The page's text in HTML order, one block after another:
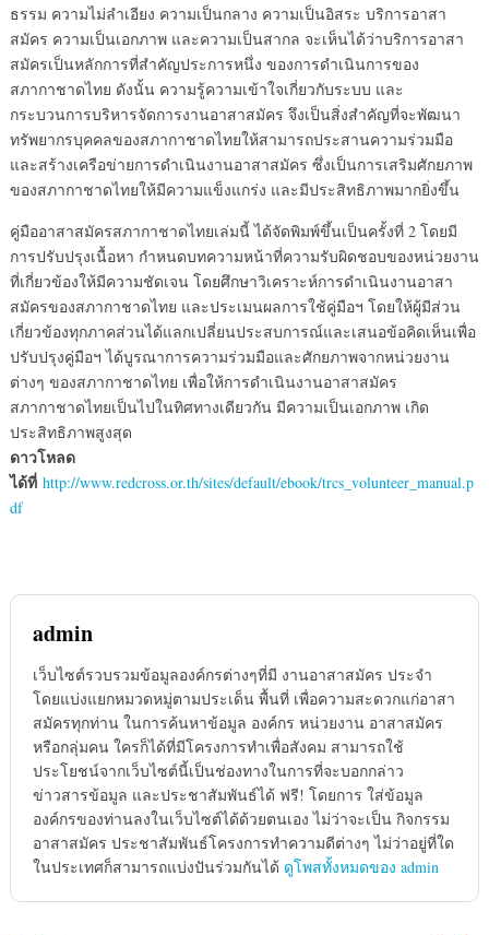
ธรรม ความไม่ลำเอียง ความเป็นกลาง ความเป็นอิสระ บริการอาสา
สมัคร ความเป็นเอกภาพ และความเป็นสากล จะเห็นได้ว่าบริการอาสา
สมัครเป็นหลักการที่สำคัญประการหนึ่ง ของการดำเนินการของ
สภากาชาดไทย ดังนั้น ความรู้ความเข้าใจเกี่ยวกับระบบ และ
กระบวนการบริหารจัดการงานอาสาสมัคร จึงเป็นสิ่งสำคัญที่จะพัฒนา
ทรัพยากรบุคคลของสภากาชาดไทยให้สามารถประสานความร่วมมือ
และสร้างเครือข่ายการดำเนินงานอาสาสมัคร ซึ่งเป็นการเสริมศักยภาพ
ของสภากาชาดไทยให้มีความแข็งแกร่ง และมีประสิทธิภาพมากยิ่งขึ้น
คู่มืออาสาสมัครสภากาชาดไทยเล่มนี้ ได้จัดพิมพ์ขึ้นเป็นครั้งที่ 2 โดยมี
การปรับปรุงเนื้อหา กำหนดบทความหน้าที่ความรับผิดชอบของหน่วยงาน
ที่เกี่ยวข้องให้มีความชัดเจน โดยศึกษาวิเคราะห์การดำเนินงานอาสา
สมัครของสภากาชาดไทย และประเมนผลการใช้คู่มือฯ โดยให้ผู้มีส่วน
เกี่ยวข้องทุกภาคส่วนได้แลกเปลี่ยนประสบการณ์และเสนอข้อคิดเห็นเพื่อ
ปรับปรุงคู่มือฯ ได้บูรณาการความร่วมมือและศักยภาพจากหน่วยงาน
ต่างๆ ของสภากาชาดไทย เพื่อให้การดำเนินงานอาสาสมัคร
สภากาชาดไทยเป็นไปในทิศทางเดียวกัน มีความเป็นเอกภาพ เกิด
ประสิทธิภาพสูงสุด
ดาวโหลด
ได้ที่ http://www.redcross.or.th/sites/default/ebook/trcs_volunteer_manual.p
df
admin
เว็บไซต์รวบรวมข้อมูลองค์กรต่างๆที่มี งานอาสาสมัคร ประจำ
โดยแบ่งแยกหมวดหมู่ตามประเด็น พื้นที่ เพื่อความสะดวกแก่อาสา
สมัครทุกท่าน ในการค้นหาข้อมูล องค์กร หน่วยงาน อาสาสมัคร
หรือกลุ่มคน ใครก็ได้ที่มีโครงการทำเพื่อสังคม สามารถใช้
ประโยชน์จากเว็บไซต์นี้เป็นช่องทางในการที่จะบอกกล่าว
ข่าวสารข้อมูล และประชาสัมพันธ์ได้ ฟรี! โดยการ ใส่ข้อมูล
องค์กรของท่านลงในเว็บไซต์ได้ด้วยตนเอง ไม่ว่าจะเป็น กิจกรรม
อาสาสมัคร ประชาสัมพันธ์โครงการทำความดีต่างๆ ไม่ว่าอยู่ที่ใด
ในประเทศก็สามารถแบ่งปันร่วมกันได้ ดูโพสทั้งหมดของ admin